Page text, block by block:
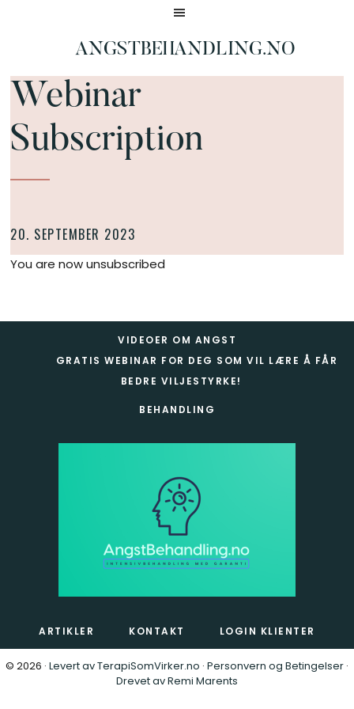
hovedinnholdANGSTBEHANDLING.NO
på
4
dager
Webinar
Subscription
20. SEPTEMBER 2023
You are now unsubscribed
VIDEOER OM ANGST
GRATIS WEBINAR FOR DEG SOM VIL LÆRE Å FÅR
BEDRE VILJESTYRKE!
BEHANDLING
ARTIKLER KONTAKT LOGIN KLIENTER
© 2026 · Levert av TerapiSomVirker.no · Personvern og Betingelser ·
Drevet av Remi Marents